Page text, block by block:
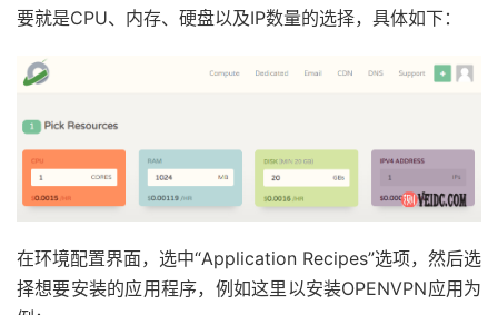
要就是CPU、内存、硬盘以及IP数量的选择，具体如下：
在环境配置界面，选中“Application Recipes”选项，然后选
择想要安装的应用程序，例如这里以安装OPENVPN应用为